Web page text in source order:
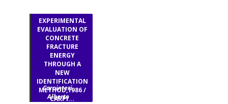
EXPERIMENTAL
EVALUATION OF
CONCRETE
FRACTURE
ENERGY
THROUGH A
NEW
IDENTIFICATION
METHOD,1986 /
CARPI...
Carpinteri,
Alberto